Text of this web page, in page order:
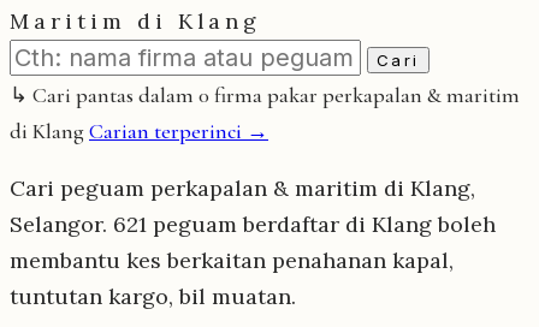
Maritim di Klang
Cari
↳ Cari pantas dalam 0 firma pakar perkapalan & maritim
di KlangCarian terperinci →
Cari peguam perkapalan & maritim di Klang,
Selangor. 621 peguam berdaftar di Klang boleh
membantu kes berkaitan penahanan kapal,
tuntutan kargo, bil muatan.